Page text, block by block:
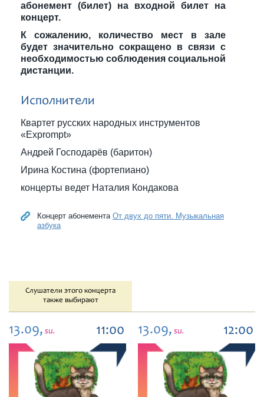
абонемент (билет) на входной билет на
концерт.
К сожалению, количество мест в зале
будет значительно сокращено в связи с
необходимостью соблюдения социальной
дистанции.
Исполнители
Квартет русских народных инструментов
«Exprompt»
Андрей Господарёв (баритон)
Ирина Костина (фортепиано)
концерты ведет Наталия Кондакова
Концерт абонемента От двух до пяти. Музыкальная
азбука
Слушатели этого концерта
также выбирают
13.09, su. 11:00 13.09, su. 12:00